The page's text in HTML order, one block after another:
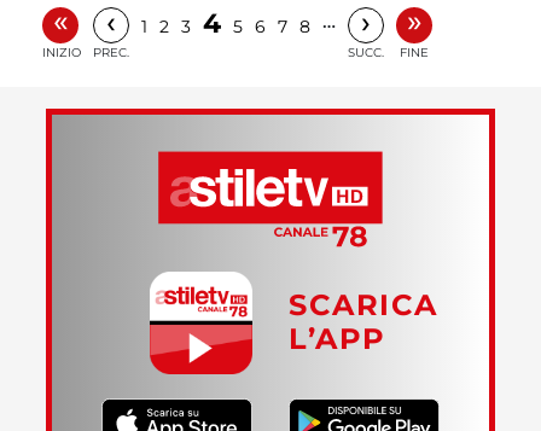
«
INIZIO
‹
PREC.
1 2 3 4 5 6 7 8 … ›
SUCC.
»
FINE
SCARICA
L’APP